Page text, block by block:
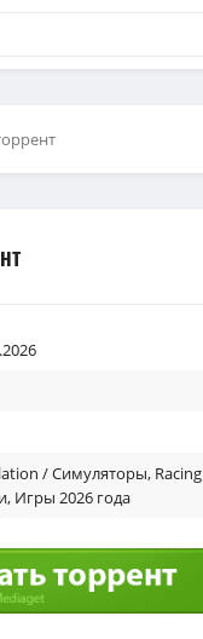
/ Симуляторы,
, Игры 2026 года